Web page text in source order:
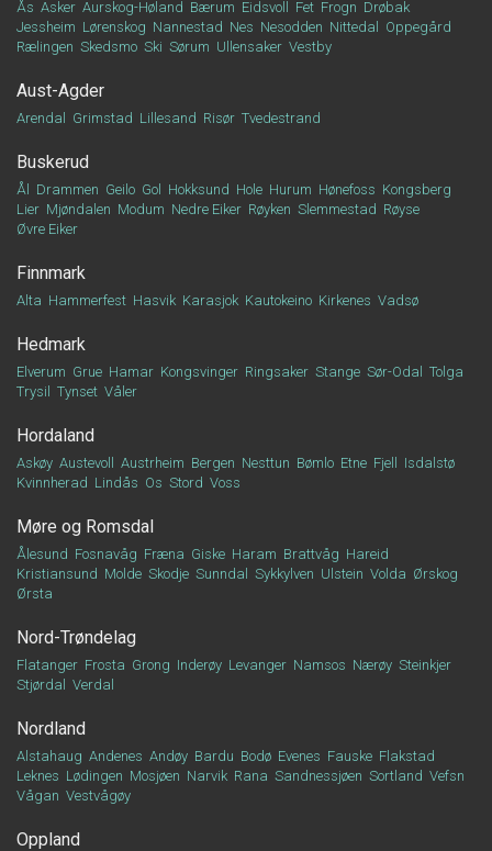
Ås Asker Aurskog-Høland Bærum Eidsvoll Fet Frogn Drøbak
Jessheim Lørenskog Nannestad Nes Nesodden Nittedal
Oppegård
Rælingen Skedsmo Ski Sørum Ullensaker Vestby
Aust-Agder
Arendal Grimstad Lillesand Risør Tvedestrand
Buskerud
Ål Drammen Geilo Gol Hokksund Hole Hurum Hønefoss Kongsberg
Lier Mjøndalen Modum Nedre Eiker Røyken Slemmestad Røyse
Øvre Eiker
Finnmark
Alta Hammerfest Hasvik Karasjok Kautokeino Kirkenes Vadsø
Hedmark
Elverum Grue Hamar Kongsvinger Ringsaker Stange Sør-Odal
Tolga
Trysil
Tynset Våler
Hordaland
Askøy Austevoll Austrheim Bergen Nesttun Bømlo Etne Fjell
Isdalstø
Kvinnherad Lindås Os Stord Voss
Møre og Romsdal
Ålesund Fosnavåg Fræna Giske Haram Brattvåg Hareid
Kristiansund Molde Skodje Sunndal Sykkylven Ulstein Volda Ørskog
Ørsta
Nord-Trøndelag
Flatanger Frosta Grong Inderøy Levanger Namsos Nærøy Steinkjer
Stjørdal
Verdal
Nordland
Alstahaug Andenes Andøy Bardu Bodø Evenes Fauske Flakstad
Leknes Lødingen Mosjøen Narvik Rana Sandnessjøen Sortland Vefsn
Vågan Vestvågøy
Oppland